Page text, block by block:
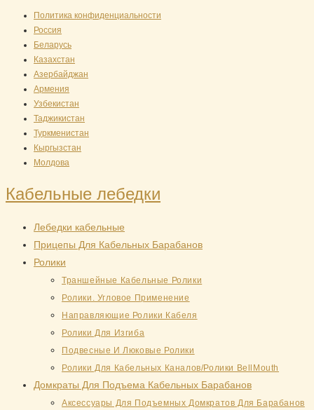
Перейти
содержимому
Политика конфиденциальности
Россия
Беларусь
Казахстан
Азербайджан
Армения
Узбекистан
Таджикистан
Туркменистан
Кыргызстан
Молдова
Кабельные лебедки
Лебедки кабельные
Прицепы Для Кабельных Барабанов
Ролики
Траншейные Кабельные Ролики
Ролики. Угловое Применение
Направляющие Ролики Кабеля
Ролики Для Изгиба
Подвесные И Люковые Ролики
Ролики Для Кабельных Каналов/Ролики BellMouth
Домкраты Для Подъема Кабельных Барабанов
Аксессуары Для Подъемных Домкратов Для Барабанов